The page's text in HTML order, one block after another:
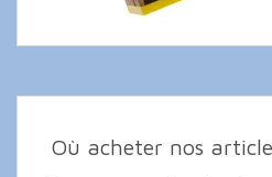
Où acheter nos